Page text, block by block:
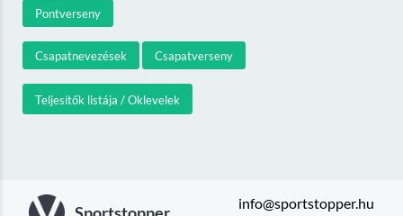
Pontverseny
Csapatnevezések Csapatverseny
Teljesítők listája / Oklevelek
info@sportstopper.hu